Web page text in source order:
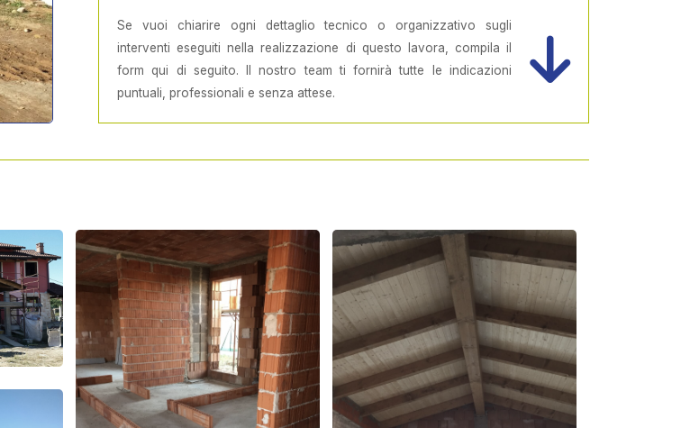
Se vuoi chiarire ogni dettaglio tecnico o organizzativo sugli
interventi eseguiti nella realizzazione di questo lavora, compila il
form qui di seguito. Il nostro team ti fornirà tutte le indicazioni
puntuali, professionali e senza attese.